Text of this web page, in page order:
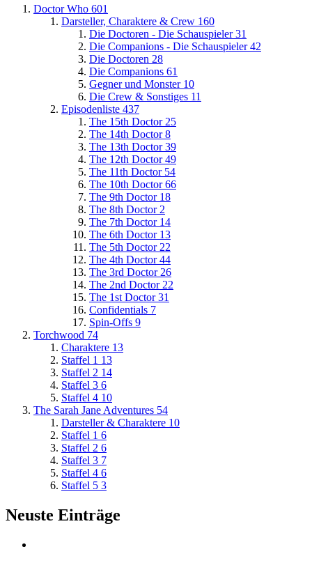
Doctor Who 601
Darsteller, Charaktere & Crew 160
Die Doctoren - Die Schauspieler 31
Die Companions - Die Schauspieler 42
Die Doctoren 28
Die Companions 61
Gegner und Monster 10
Die Crew & Sonstiges 11
Episodenliste 437
The 15th Doctor 25
The 14th Doctor 8
The 13th Doctor 39
The 12th Doctor 49
The 11th Doctor 54
The 10th Doctor 66
The 9th Doctor 18
The 8th Doctor 2
The 7th Doctor 14
The 6th Doctor 13
The 5th Doctor 22
The 4th Doctor 44
The 3rd Doctor 26
The 2nd Doctor 22
The 1st Doctor 31
Confidentials 7
Spin-Offs 9
Torchwood 74
Charaktere 13
Staffel 1 13
Staffel 2 14
Staffel 3 6
Staffel 4 10
The Sarah Jane Adventures 54
Darsteller & Charaktere 10
Staffel 1 6
Staffel 2 6
Staffel 3 7
Staffel 4 6
Staffel 5 3
Neuste Einträge